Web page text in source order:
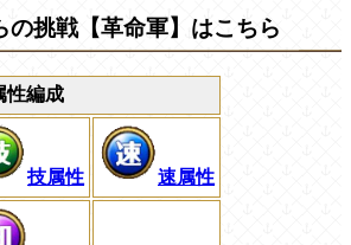
の挑戦【革命軍】はこちら
性編成
技属性 速属性